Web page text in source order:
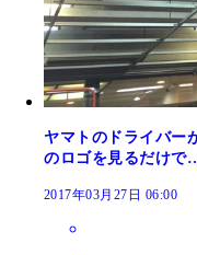
ヤマトのドライバー
のロゴを見るだけで
2017年03月27日 06:00